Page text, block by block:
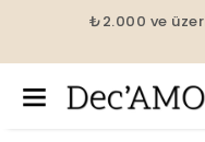
₺2.000 ve